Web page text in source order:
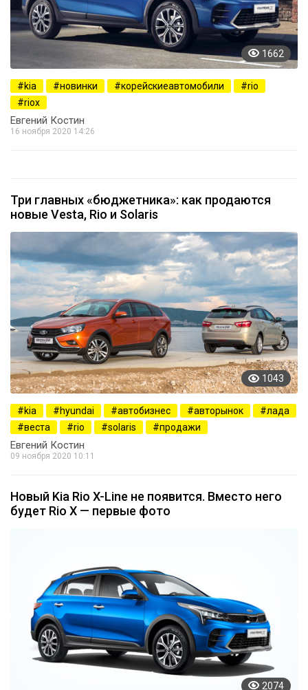
1662
kia новинки корейскиеавтомобили
rio
riox
Евгений Костин
16 ноября 2020 14:26
Три главных «бюджетника»: как продаются
новые Vesta, Rio и Solaris
1043
kia hyundai автобизнес авторынок
лада
веста
rio solaris продажи
Евгений Костин
09 ноября 2020 10:11
Новый Kia Rio X-Line не появится. Вместо него
будет Rio X — первые фото
2074